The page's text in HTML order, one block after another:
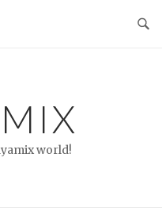
world!